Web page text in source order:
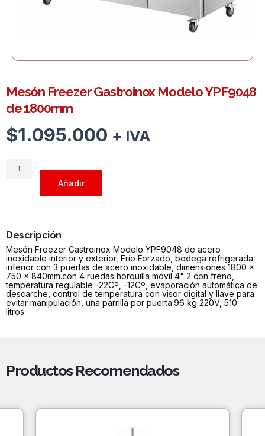
Mesón Freezer Gastroinox Modelo YPF9048
de 1800mm
$1.095.000 + IVA
Mesón
1800mm
cantidad
Añadir
Descripción
Mesón Freezer Gastroinox Modelo YPF9048 de acero
inoxidable interior y exterior, Frío Forzado, bodega refrigerada
inferior con 3 puertas de acero inoxidable, dimensiones 1800 x
750 x 840mm.con 4 ruedas horquilla móvil 4" 2 con freno,
temperatura regulable -22Cº, -12Cº, evaporación automática de
descarche, control de temperatura con visor digital y llave para
evitar manipulación, una parrilla por puerta.96 kg 220V, 510
litros.
Productos Recomendados